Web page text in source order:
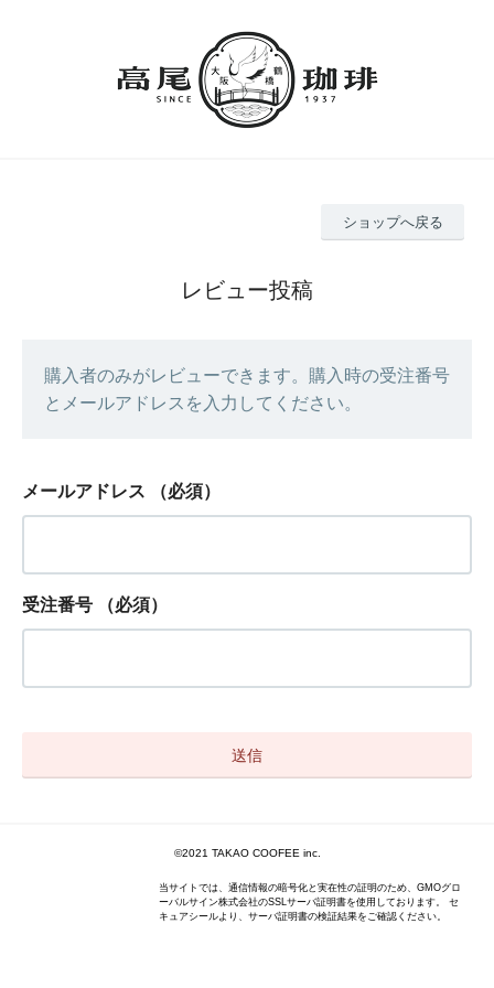
ショップへ戻る
レビュー投稿
購入者のみがレビューできます。購入時の受注番号
とメールアドレスを入力してください。
メールアドレス （必須）
受注番号 （必須）
©2021 TAKAO COOFEE inc.
当サイトでは、通信情報の暗号化と実在性の証明のため、GMOグロ
ーバルサイン株式会社のSSLサーバ証明書を使用しております。 セ
キュアシールより、サーバ証明書の検証結果をご確認ください。